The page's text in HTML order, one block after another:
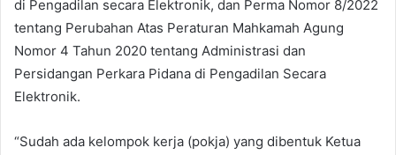
di Pengadilan secara Elektronik, dan Perma Nomor 8/2022
tentang Perubahan Atas Peraturan Mahkamah Agung
Nomor 4 Tahun 2020 tentang Administrasi dan
Persidangan Perkara Pidana di Pengadilan Secara
Elektronik.
“Sudah ada kelompok kerja (pokja) yang dibentuk Ketua